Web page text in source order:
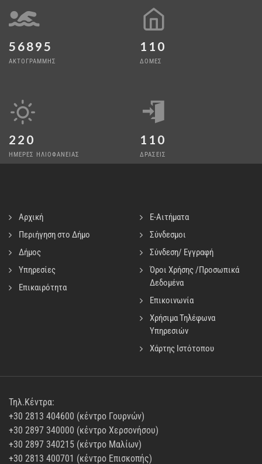
56895
ΑΚΤΟΓΡΑΜΜΗΣ
110
ΔΟΜΕΣ
220
ΗΜΕΡΕΣ ΗΛΙΟΦΑΝΕΙΑΣ
110
ΔΡΑΣΕΙΣ
Αρχική
Περιήγηση στο Δήμο
Δήμος
Υπηρεσίες
Επικαιρότητα
E-Αιτήματα
Σύνδεσμοι
Σύνδεση/ Εγγραφή
Όροι Χρήσης /Προσωπικά
Δεδομένα
Επικοινωνία
Χρήσιμα Τηλέφωνα
Υπηρεσιών
Χάρτης Ιστότοπου
Τηλ.Κέντρα:
+30 2813 404600 (κέντρο Γουρνών)
+30 2897 340000 (κέντρο Χερσονήσου)
+30 2897 340215 (κέντρο Μαλίων)
+30 2813 400701 (κέντρο Επισκοπής)